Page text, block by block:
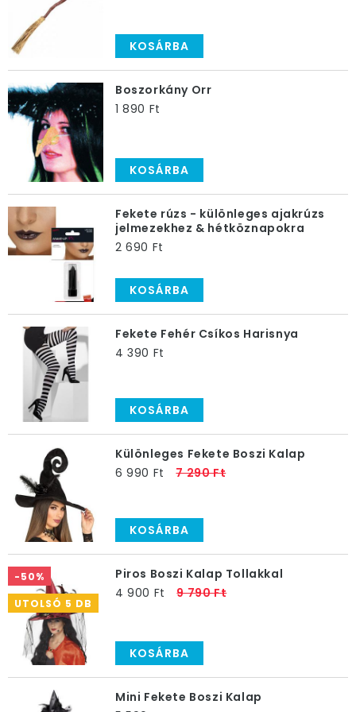
KOSÁRBA
Boszorkány Orr
1 890 Ft
KOSÁRBA
Fekete rúzs - különleges ajakrúzs
jelmezekhez & hétköznapokra
2 690 Ft
KOSÁRBA
Fekete Fehér Csíkos Harisnya
4 390 Ft
KOSÁRBA
Különleges Fekete Boszi Kalap
6 990 Ft
7 290 Ft
KOSÁRBA
-50%
UTOLSÓ 5 DB
Piros Boszi Kalap Tollakkal
4 900 Ft
9 790 Ft
KOSÁRBA
Mini Fekete Boszi Kalap